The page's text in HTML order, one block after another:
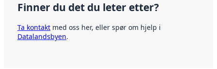
Finner du det du leter etter?
Ta kontakt med oss her, eller spør om hjelp i
Datalandsbyen.